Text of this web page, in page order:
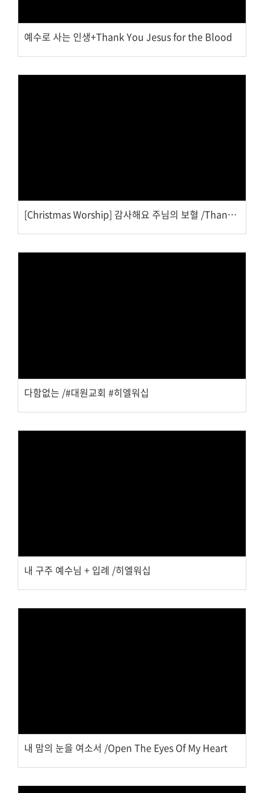
예수로 사는 인생+Thank You Jesus for the Blood
[Christmas Worship] 감사해요 주님의 보혈 /Thank You Jesus for the Blood
다함없는 /#대원교회 #히엘워십
내 구주 예수님 + 입례 /히엘워십
내 맘의 눈을 여소서 /Open The Eyes Of My Heart